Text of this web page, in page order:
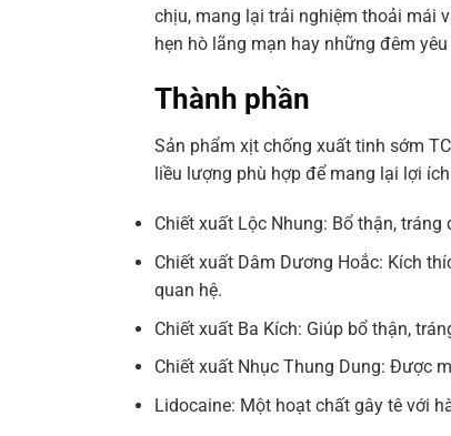
chịu, mang lại trải nghiệm thoải mái
hẹn hò lãng mạn hay những đêm
Thành phần
Sản phẩm xịt chống xuất tinh sớm
liều lượng phù hợp để mang lại lợi
Chiết xuất Lộc Nhung: Bổ thận,
Chiết xuất Dâm Dương Hoắc: Kích
quan hệ.
Chiết xuất Ba Kích: Giúp bổ thận,
Chiết xuất Nhục Thung Dung: Được
Lidocaine: Một hoạt chất gây tê với